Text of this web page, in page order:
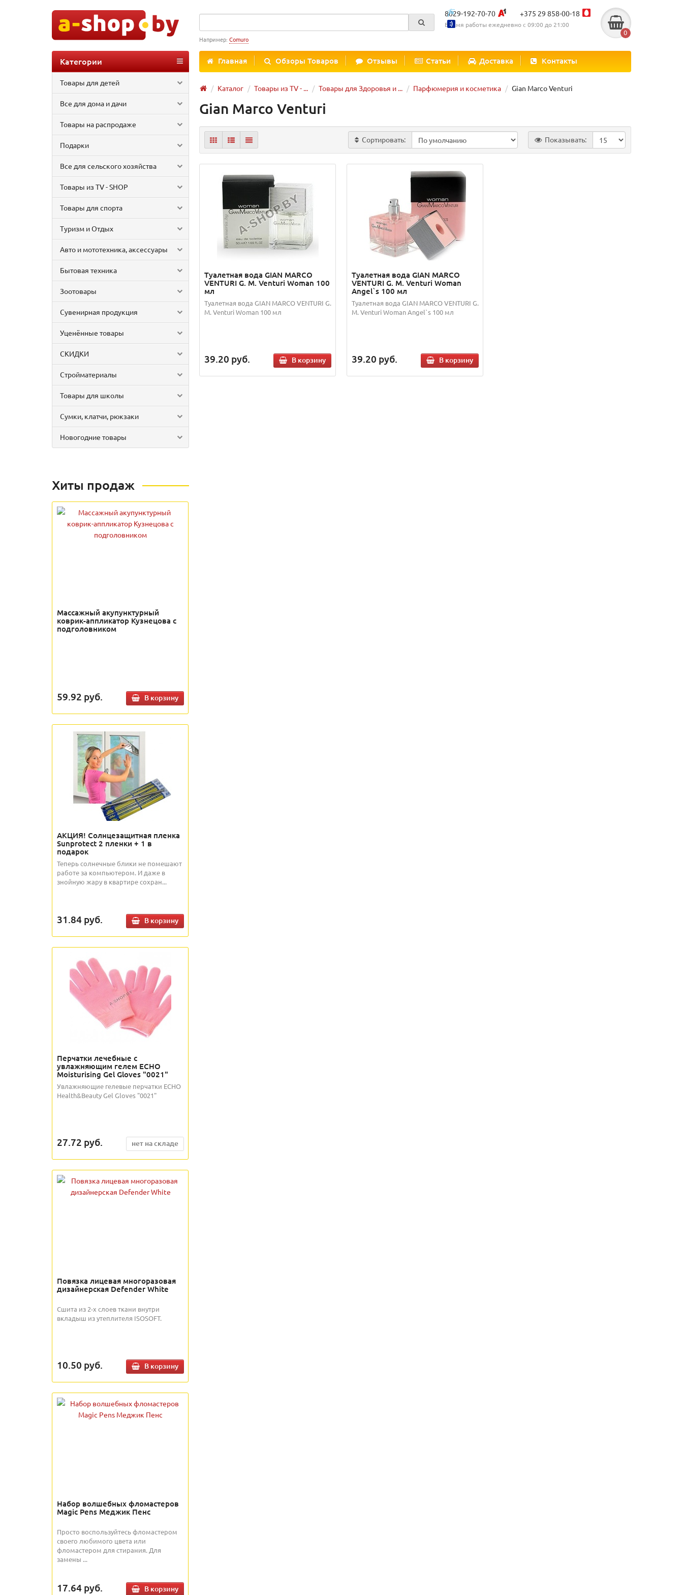
8029-192-70-70 +375 29 858-00-18
Время работы ежедневно с 09:00 до 21:00
0
Например: Comuro
Главная Обзоры Товаров Отзывы Статьи Доставка Контакты
Категории
Товары для детей
Все для дома и дачи
Товары на распродаже
Подарки
Все для сельского хозяйства
Товары из TV - SHOP
Товары для спорта
Туризм и Отдых
Авто и мототехника, аксессуары
Бытовая техника
Зоотовары
Сувенирная продукция
Уценённые товары
СКИДКИ
Стройматериалы
Товары для школы
Сумки, клатчи, рюкзаки
Новогодние товары
Каталог Товары из TV - ... Товары для Здоровья и ... Парфюмерия и косметика Gian Marco Venturi
Хиты продаж
Массажный акупунктурный
коврик-аппликатор Кузнецова с
подголовником
59.92 руб. В корзину
АКЦИЯ! Солнцезащитная пленка
Sunprotect 2 пленки + 1 в
подарок
Теперь солнечные блики не помешают
работе за компьютером. И даже в
знойную жару в квартире сохран...
31.84 руб. В корзину
Перчатки лечебные с
увлажняющим гелем ECHO
Moisturising Gel Gloves "0021"
Увлажняющие гелевые перчатки ECHO
Health&Beauty Gel Gloves "0021"
27.72 руб. нет на складе
Повязка лицевая многоразовая
дизайнерская Defender White
Сшита из 2-х слоев ткани внутри
вкладыш из утеплителя ISOSOFT.
10.50 руб. В корзину
Набор волшебных фломастеров
Magic Pens Меджик Пенс
Просто воспользуйтесь фломастером
своего любимого цвета или
фломастером для стирания. Для
замены ...
17.64 руб. В корзину
Gian Marco Venturi
Сортировать: Показывать:
Туалетная вода GIAN MARCO
VENTURI G. M. Venturi Woman 100
мл
Туалетная вода GIAN MARCO VENTURI G.
M. Venturi Woman 100 мл
39.20 руб. В корзину
Туалетная вода GIAN MARCO
VENTURI G. M. Venturi Woman
Angel`s 100 мл
Туалетная вода GIAN MARCO VENTURI G.
M. Venturi Woman Angel`s 100 мл
39.20 руб. В корзину